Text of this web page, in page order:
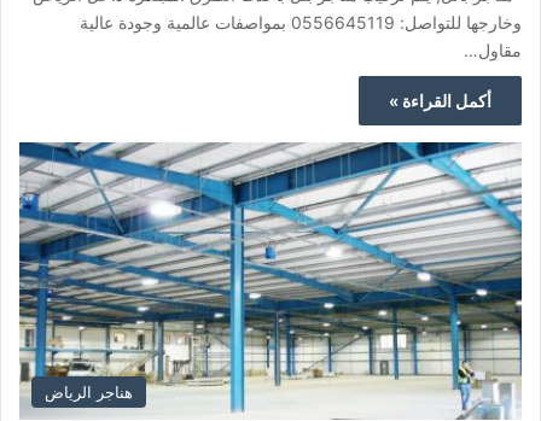
وخارجها للتواصل: 0556645119 بمواصفات عالمية وجودة عالية
مقاول…
أكمل القراءة »
هناجر الرياض